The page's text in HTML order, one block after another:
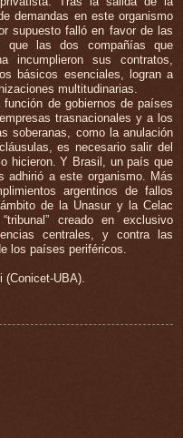
demandas en este organismo
supuesto falló en favor de las
que las dos compañías que
incumplieron sus contratos,
básicos esenciales, logran a
multitudinarias.
de gobiernos de países
trasnacionales y a los
soberanas, como la anulación
es necesario salir del
hicieron. Y Brasil, un país que
adhirió a este organismo. Más
argentinos de fallos
de la Unasur y la Celac
creado en exclusivo
centrales, y contra las
los países periféricos.
UBA).